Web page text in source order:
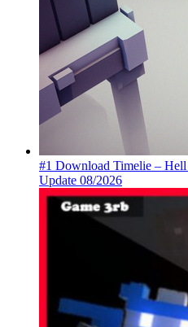
#1 Download Timelie –
Update 08/2026